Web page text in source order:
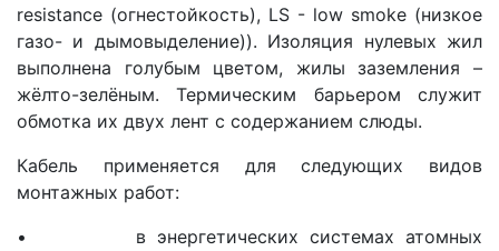
resistance (огнестойкость), LS - low smoke (низкое
газо- и дымовыделение)). Изоляция нулевых жил
выполнена голубым цветом, жилы заземления –
жёлто-зелёным. Термическим барьером служит
обмотка их двух лент с содержанием слюды.
Кабель применяется для следующих видов
монтажных работ:
• в энергетических системах атомных